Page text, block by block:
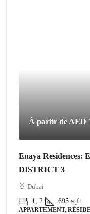
À partir de AED
Enaya Residences:
DISTRICT 3
Dubai
1, 2
695 sqft
APPARTEMENT,